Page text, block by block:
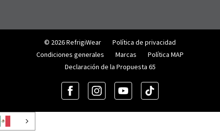
© 2026 RefrigiWear
Política de privacidad
Condiciones generales
Marcas
Política MAP
Declaración de la Propuesta 65